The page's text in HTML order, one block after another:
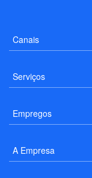
Canais
Serviços
Empregos
A Empresa